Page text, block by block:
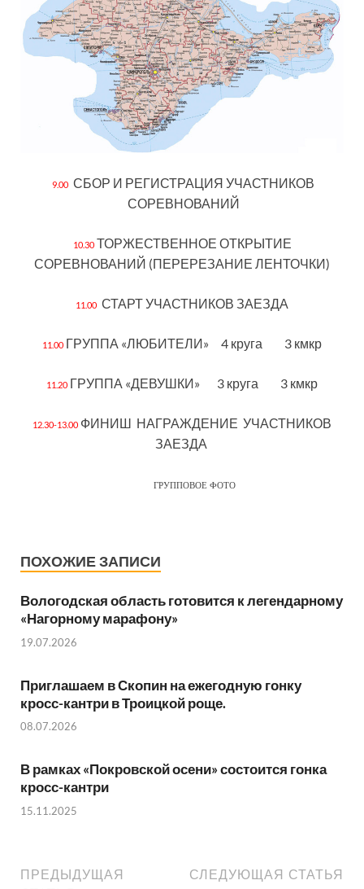
9.00СБОР И РЕГИСТРАЦИЯ УЧАСТНИКОВ
СОРЕВНОВАНИЙ
10.30ТОРЖЕСТВЕННОЕ ОТКРЫТИЕ
СОРЕВНОВАНИЙ (ПЕРЕРЕЗАНИЕ ЛЕНТОЧКИ)
11.00 СТАРТ УЧАСТНИКОВ ЗАЕЗДА
11.00 ГРУППА «ЛЮБИТЕЛИ» 4 круга 3 кмкр
11.20 ГРУППА «ДЕВУШКИ» 3 круга 3 кмкр
12.30-13.00 ФИНИШ НАГРАЖДЕНИЕ УЧАСТНИКОВ
ЗАЕЗДА
ГРУППОВОЕ ФОТО
ПОХОЖИЕ ЗАПИСИ
Вологодская область готовится к легендарному
«Нагорному марафону»
19.07.2026
Приглашаем в Скопин на ежегодную гонку
кросс-кантри в Троицкой роще.
08.07.2026
В рамках «Покровской осени» состоится гонка
кросс-кантри
15.11.2025
ПРЕДЫДУЩАЯ
СЛЕДУЮЩАЯ СТАТЬЯ